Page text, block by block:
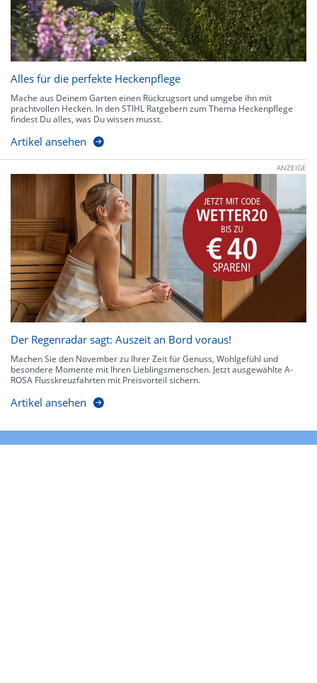
Alles für die perfekte Heckenpflege
Mache aus Deinem Garten einen Rückzugsort und umgebe ihn mit
prachtvollen Hecken. In den STIHL Ratgebern zum Thema Heckenpflege
findest Du alles, was Du wissen musst.
Artikel ansehen
ANZEIGE
Der Regenradar sagt: Auszeit an Bord voraus!
Machen Sie den November zu Ihrer Zeit für Genuss, Wohlgefühl und
besondere Momente mit Ihren Lieblingsmenschen. Jetzt ausgewählte A-
ROSA Flusskreuzfahrten mit Preisvorteil sichern.
Artikel ansehen